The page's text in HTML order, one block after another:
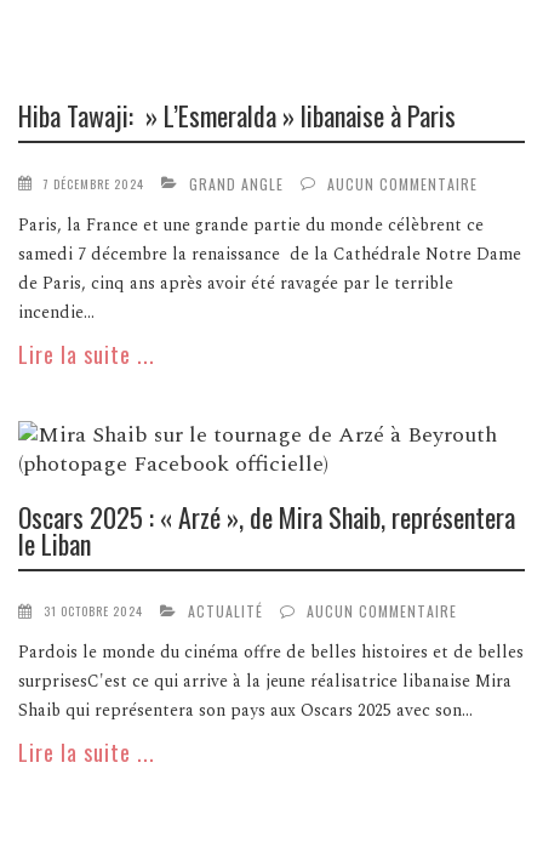
Hiba Tawaji: » L’Esmeralda » libanaise à Paris
7 DÉCEMBRE 2024 GRAND ANGLE AUCUN COMMENTAIRE
Paris, la France et une grande partie du monde célèbrent ce
samedi 7 décembre la renaissance de la Cathédrale Notre Dame
de Paris, cinq ans après avoir été ravagée par le terrible
incendie...
Lire la suite ...
Oscars 2025 : « Arzé », de Mira Shaib, représentera
le Liban
31 OCTOBRE 2024 ACTUALITÉ AUCUN COMMENTAIRE
Pardois le monde du cinéma offre de belles histoires et de belles
surprisesC'est ce qui arrive à la jeune réalisatrice libanaise Mira
Shaib qui représentera son pays aux Oscars 2025 avec son...
Lire la suite ...